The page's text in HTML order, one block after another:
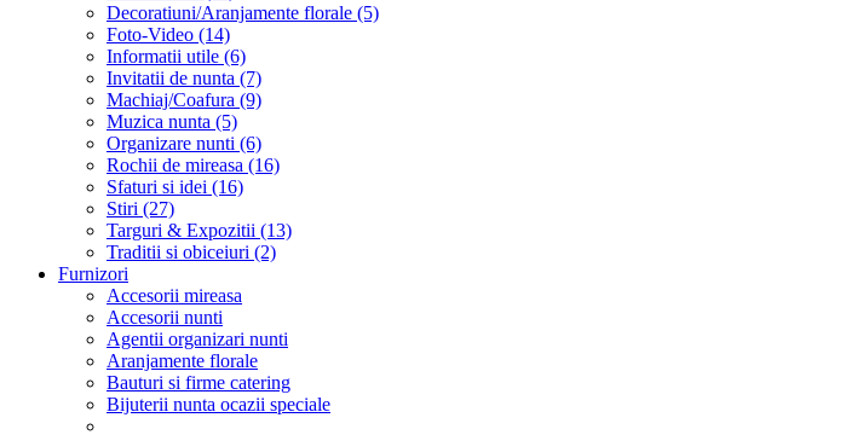
Decoratiuni/Aranjamente florale (5)
Foto-Video (14)
Informatii utile (6)
Invitatii de nunta (7)
Machiaj/Coafura (9)
Muzica nunta (5)
Organizare nunti (6)
Rochii de mireasa (16)
Sfaturi si idei (16)
Stiri (27)
Targuri & Expozitii (13)
Traditii si obiceiuri (2)
Furnizori
Accesorii mireasa
Accesorii nunti
Agentii organizari nunti
Aranjamente florale
Bauturi si firme catering
Bijuterii nunta ocazii speciale